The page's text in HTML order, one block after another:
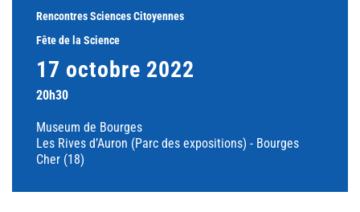
Rencontres Sciences Citoyennes
Fête de la Science
17 octobre 2022
20h30
Museum de Bourges
Les Rives d’Auron (Parc des expositions) - Bourges
Cher (18)